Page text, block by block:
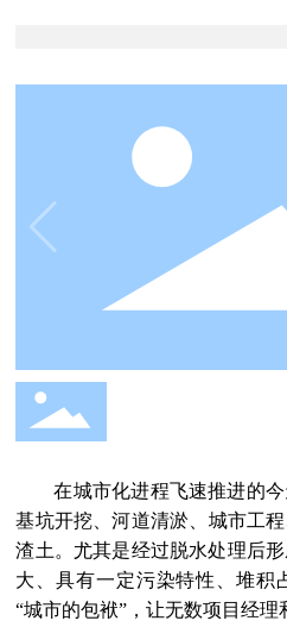
在城市化进程飞速推进的
基坑开挖 、河道清淤、城市工
渣土。尤其是经过脱水处理后
大、具有一定污染特性、堆积
“城市的包袱” ，让无数项目经理